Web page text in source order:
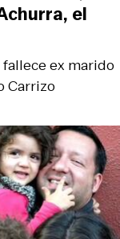
fallece ex marido
Carrizo
el